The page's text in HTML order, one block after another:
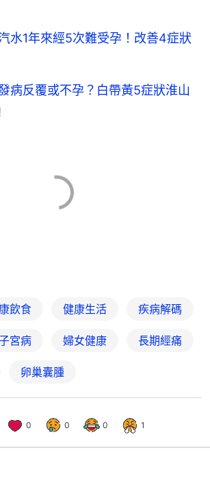
水1年來經5次難受孕！改善4症狀
病反覆或不孕？白帶黃5症狀淮山
飲食 健康生活 疾病解碼
宮病 婦女健康 長期經痛
卵巢囊腫
0 0 0 1